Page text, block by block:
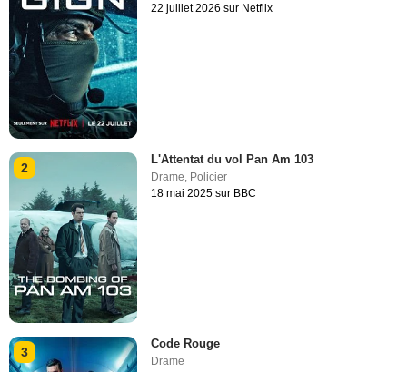
22 juillet 2026 sur Netflix
2
L'Attentat du vol Pan Am 103
Drame Policier
18 mai 2025 sur BBC
3
Code Rouge
Drame